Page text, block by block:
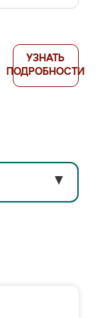
УЗНАТЬ
ПОДРОБНОСТИ
▼